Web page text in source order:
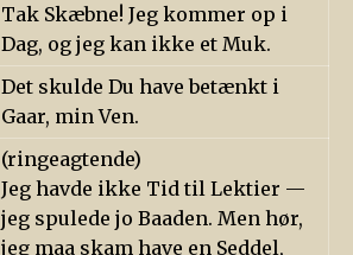
Tak Skæbne! Jeg kommer op i
Dag, og jeg kan ikke et Muk.
Det skulde Du have betænkt i
Gaar, min Ven.
(ringeagtende)
Jeg havde ikke Tid til Lektier —
jeg spulede jo Baaden. Men hør,
jeg maa skam have en Seddel,